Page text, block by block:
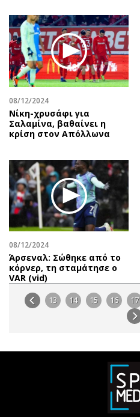
08/12/2024
Νίκη-χρυσάφι για
Σαλαμίνα, βαθαίνει η
κρίση στον Απόλλωνα
08/12/2024
Άρσεναλ: Σώθηκε από το
κόρνερ, τη σταμάτησε ο
VAR (vid)
13 14 15 16 17